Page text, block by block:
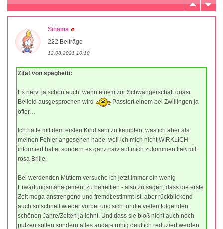
Sinama
222 Beiträge
12.08.2021 10:10
Zitat von spaghetti:
Es nervt ja schon auch, wenn einem zur Schwangerschaft quasi
Beileid ausgesprochen wird
Passiert einem bei Zwillingen ja
öfter…
Ich hatte mit dem ersten Kind sehr zu kämpfen, was ich aber als
meinen Fehler angesehen habe, weil ich mich nicht WIRKLICH
informiert hatte, sondern es ganz naiv auf mich zukommen ließ mit
rosa Brille.
Bei werdenden Müttern versuche ich jetzt immer ein wenig
Erwartungsmanagement zu betreiben - also zu sagen, dass die erste
Zeit mega anstrengend und fremdbestimmt ist, aber rückblickend
auch so schnell wieder vorbei und sich für die vielen folgenden
schönen Jahre/Zeiten ja lohnt. Und dass sie bloß nicht auch noch
putzen sollen sondern alles andere ruhig deutlich reduziert werden